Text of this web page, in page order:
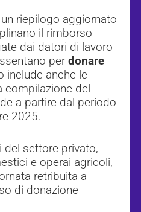
riepilogo aggiornato
il rimborso
dai datori di lavoro
per donare
include anche le
compilazione del
a partire dal periodo
2025.
del settore privato,
e operai agricoli,
retribuita a
di donazione